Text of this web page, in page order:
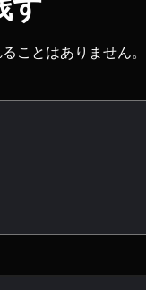
ことはありません。